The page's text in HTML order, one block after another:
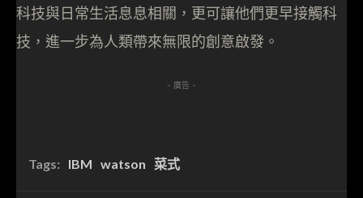
科技與日常生活息息相關，更可讓他們更早接觸科
技，進一步為人類帶來無限的創意啟發。
- 廣告 -
Tags: IBM watson 菜式